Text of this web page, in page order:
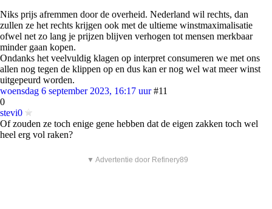
Niks prijs afremmen door de overheid. Nederland wil rechts, dan
zullen ze het rechts krijgen ook met de ultieme winstmaximalisatie
ofwel net zo lang je prijzen blijven verhogen tot mensen merkbaar
minder gaan kopen.
Ondanks het veelvuldig klagen op interpret consumeren we met ons
allen nog tegen de klippen op en dus kan er nog wel wat meer winst
uitgepeurd worden.
woensdag 6 september 2023, 16:17 uur #11
0
stevi0
Of zouden ze toch enige gene hebben dat de eigen zakken toch wel
heel erg vol raken?
▼ Advertentie door Refinery89